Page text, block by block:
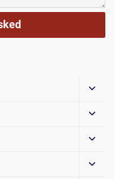
Skift
Skift
Skift
Skift